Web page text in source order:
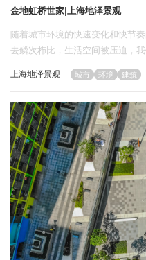
金地虹桥世家|上海地泽景观
随着城市环境的快速变化和快节
去鳞次栉比，生活空间被压迫，
弱了人与人之间的情感维系，这
上海地泽景观 城市 环境 建筑